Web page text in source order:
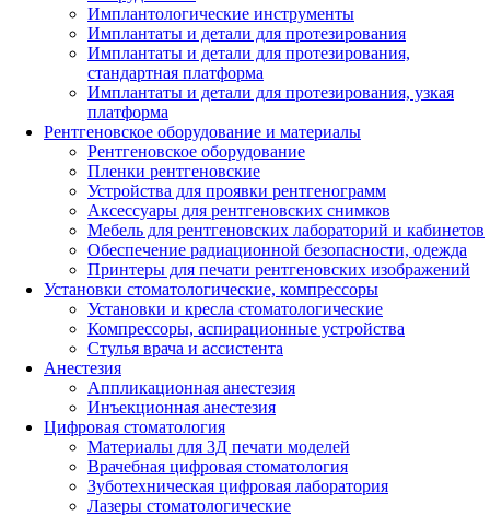
Имплантологические инструменты
Имплантаты и детали для протезирования
Имплантаты и детали для протезирования,
стандартная платформа
Имплантаты и детали для протезирования, узкая
платформа
Рентгеновское оборудование и материалы
Рентгеновское оборудование
Пленки рентгеновские
Устройства для проявки рентгенограмм
Аксессуары для рентгеновских снимков
Мебель для рентгеновских лабораторий и кабинетов
Обеспечение радиационной безопасности, одежда
Принтеры для печати рентгеновских изображений
Установки стоматологические, компрессоры
Установки и кресла стоматологические
Компрессоры, аспирационные устройства
Стулья врача и ассистента
Анестезия
Аппликационная анестезия
Инъекционная анестезия
Цифровая стоматология
Материалы для 3Д печати моделей
Врачебная цифровая стоматология
Зуботехническая цифровая лаборатория
Лазеры стоматологические